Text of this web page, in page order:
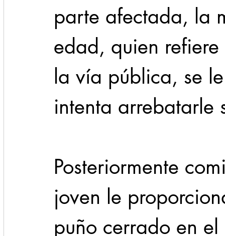
parte afectada, la
edad, quien
la vía pública, se
intenta arrebatarle
Posteriormente
joven le
puño cerrado en